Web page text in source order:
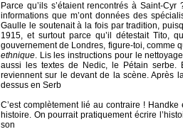
Parce qu’ils s’étaient rencontrés à Saint-
informations que m’ont données des
Gaulle le soutenait à la fois par tradition,
1915, et surtout parce qu’il détestait Tito,
gouvernement de Londres, figure-toi, comme
ethnique. Lis les instructions pour le
aussi les textes de Nedic, le Pétain serbe.
reviennent sur le devant de la scène. Après
dessus en Serb
C’est complètement lié au contraire !
histoire. On pourrait pratiquement écrire
son